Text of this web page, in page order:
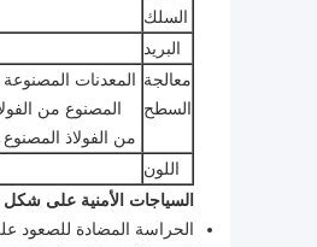
السلك
البريد
معالجة
السطح
المعدنات
المصنوع من
من الفولاذ
اللون
السياجات الأمنية على شكل Y التطبيق:
الحراسة المضادة للصعود